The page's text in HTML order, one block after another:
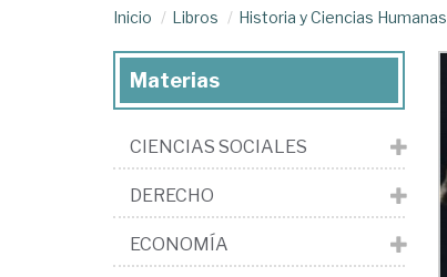
Inicio Libros Historia y Ciencias Humanas
Materias
CIENCIAS SOCIALES
DERECHO
ECONOMÍA